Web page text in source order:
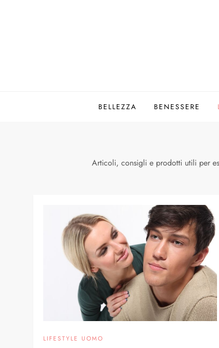
BELLEZZA BENESSERE
Articoli, consigli e prodotti utili per
LIFESTYLE UOMO